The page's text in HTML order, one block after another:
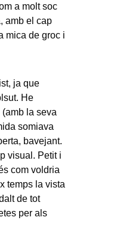
a molt soc
amb el cap
mica de groc i
ja que
He
la seva
somiava
bavejant.
visual. Petit i
com voldria
temps la vista
de tot
per als